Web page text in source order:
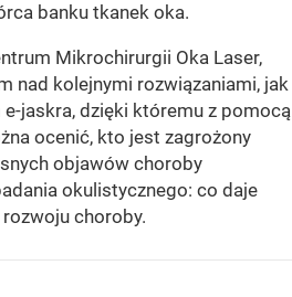
banku tkanek oka.
Mikrochirurgii Oka Laser,
nad kolejnymi rozwiązaniami, jak
jaskra, dzięki któremu z pomocą
ocenić, kto jest zagrożony
objawów choroby
okulistycznego: co daje
choroby.